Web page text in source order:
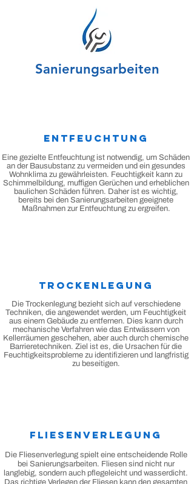
Sanierungsarbeiten
Entfeuchtung
Eine gezielte Entfeuchtung ist notwendig, um Schäden
an der Bausubstanz zu vermeiden und ein gesundes
Wohnklima zu gewährleisten. Feuchtigkeit kann zu
Schimmelbildung, muffigen Gerüchen und erheblichen
baulichen Schäden führen. Daher ist es wichtig,
bereits bei den Sanierungsarbeiten geeignete
Maßnahmen zur Entfeuchtung zu ergreifen.
Trockenlegung
Die Trockenlegung bezieht sich auf verschiedene
Techniken, die angewendet werden, um Feuchtigkeit
aus einem Gebäude zu entfernen. Dies kann durch
mechanische Verfahren wie das Entwässern von
Kellerräumen geschehen, aber auch durch chemische
Barriere­techniken. Ziel ist es, die Ursachen für die
Feuchtigkeitsprobleme zu identifizieren und langfristig
zu beseitigen.
Fliesenverlegung
Die Fliesenverlegung spielt eine entscheidende Rolle
bei Sanierungsarbeiten. Fliesen sind nicht nur
langlebig, sondern auch pflegeleicht und wasserdicht.
Das richtige Verlegen der Fliesen kann den gesamten